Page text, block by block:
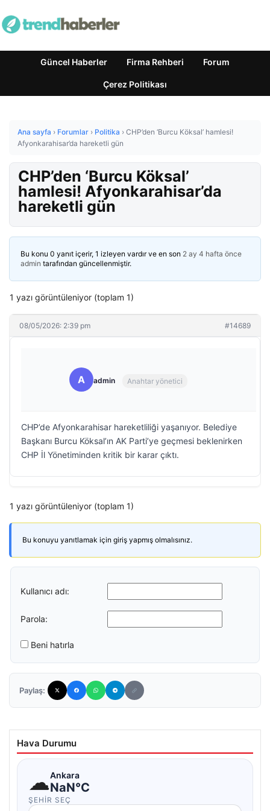
Güncel Haberler Firma Rehberi Forum
Çerez Politikası
Ana sayfa › Forumlar › Politika › CHP’den ‘Burcu Köksal’ hamlesi!
Afyonkarahisar’da hareketli gün
CHP’den ‘Burcu Köksal’
hamlesi! Afyonkarahisar’da
hareketli gün
Bu konu 0 yanıt içerir, 1 izleyen vardır ve en son 2 ay 4 hafta önce
admin tarafından güncellenmiştir.
1 yazı görüntüleniyor (toplam 1)
08/05/2026: 2:39 pm #14689
A admin Anahtar yönetici
CHP’de Afyonkarahisar hareketliliği yaşanıyor. Belediye
Başkanı Burcu Köksal’ın AK Parti’ye geçmesi beklenirken
CHP İl Yönetiminden kritik bir karar çıktı.
1 yazı görüntüleniyor (toplam 1)
Bu konuyu yanıtlamak için giriş yapmış olmalısınız.
Kullanıcı adı:
Parola:
Beni hatırla
Paylaş:
Hava Durumu
☁Ankara
NaN°C
ŞEHIR SEÇ